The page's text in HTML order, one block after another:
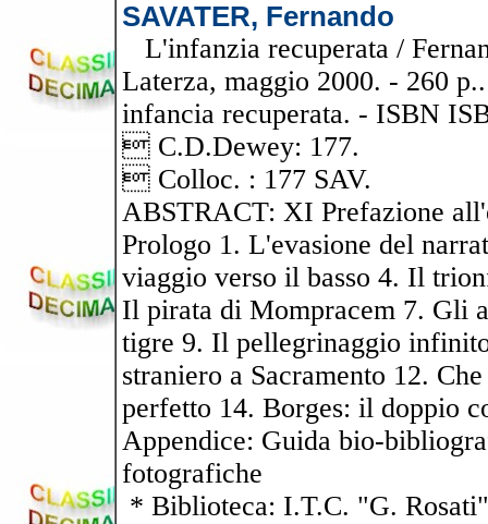
SAVATER, Fernando
L'infanzia recuperata /
Laterza, maggio 2000. - 260
infancia recuperata. - ISBN
 C.D.Dewey: 177.
 Colloc. : 177 SAV.
ABSTRACT: XI Prefazione
Prologo 1. L'evasione del
viaggio verso il basso 4. Il
Il pirata di Mompracem 7. Gli
tigre 9. Il pellegrinaggio
straniero a Sacramento 12.
perfetto 14. Borges: il doppio
Appendice: Guida bio-
fotografiche
* Biblioteca: I.T.C. "G. Rosati"